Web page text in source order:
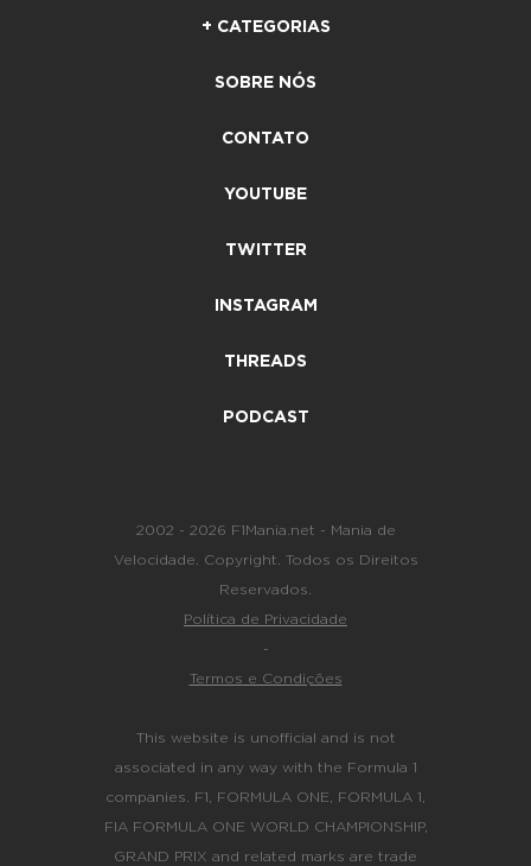
+ CATEGORIAS
SOBRE NÓS
CONTATO
YOUTUBE
TWITTER
INSTAGRAM
THREADS
PODCAST
2002 - 2026 F1Mania.net - Mania de
Velocidade. Copyright. Todos os Direitos
Reservados.
Política de Privacidade
-
Termos e Condições
This website is unofficial and is not
associated in any way with the Formula 1
companies. F1, FORMULA ONE, FORMULA 1,
FIA FORMULA ONE WORLD CHAMPIONSHIP,
GRAND PRIX and related marks are trade